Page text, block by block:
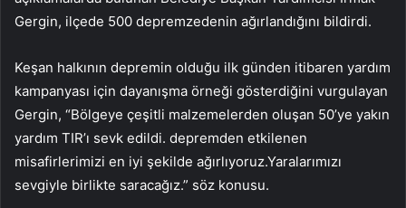
Gergin, ilçede 500 depremzedenin ağırlandığını bildirdi.
Keşan halkının depremin olduğu ilk günden itibaren yardım
kampanyası için dayanışma örneği gösterdiğini vurgulayan
Gergin, “Bölgeye çeşitli malzemelerden oluşan 50’ye yakın
yardım TIR’ı sevk edildi. depremden etkilenen
misafirlerimizi en iyi şekilde ağırlıyoruz.Yaralarımızı
sevgiyle birlikte saracağız.” söz konusu.